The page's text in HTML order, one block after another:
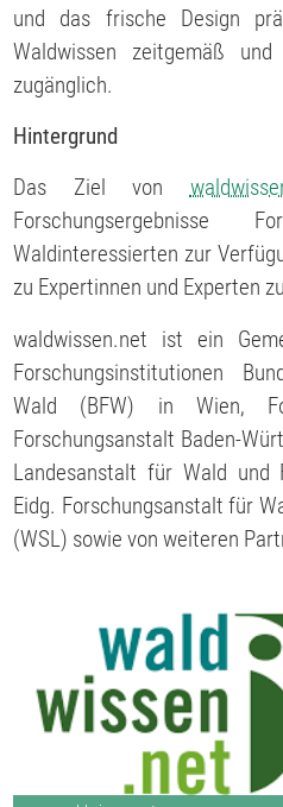
und das frische Design
Waldwissen zeitgemäß
zugänglich.
Hintergrund
Das Ziel von
Waldinteressierten zur
zu Expertinnen und Experten
waldwissen.net ist ein
Forschungsinstitutionen
Wald (BFW) in Wien,
Forschungsanstalt Baden-
Landesanstalt für Wald und
Eidg. Forschungsanstalt für
(WSL) sowie von weiteren